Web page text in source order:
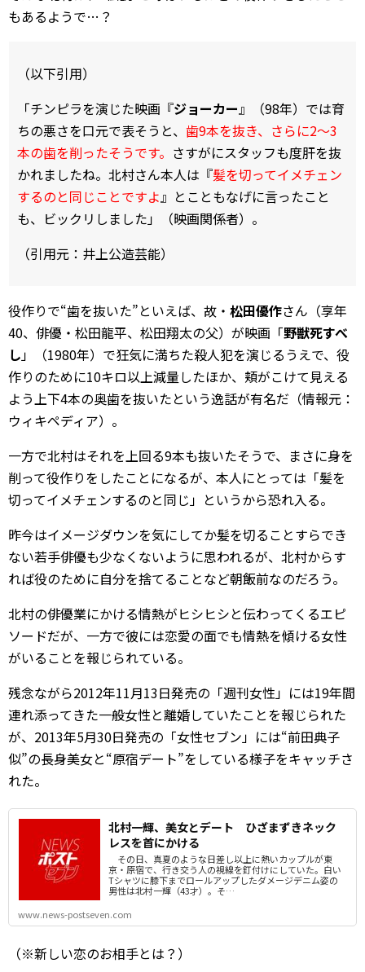
もあるようで…？
（以下引用）
「チンピラを演じた映画『ジョーカー』（98年）では育
ちの悪さを口元で表そうと、 歯9本を抜き、さらに2～3
本の歯を削ったそうです。 さすがにスタッフも度肝を抜
かれましたね。北村さん本人は『髪を切ってイメチェン
するのと同じことですよ』とこともなげに言ったこと
も、ビックリしました」（映画関係者）。
（引用元：井上公造芸能）
役作りで“歯を抜いた”といえば、故・ 松田優作さん（享年
40、俳優・松田龍平、松田翔太の父）が映画「野獣死すべ
し」（1980年）で狂気に満ちた殺人犯を演じるうえで、役
作りのために10キロ以上減量したほか、頬がこけて見える
よう上下4本の奥歯を抜いたという逸話が有名だ（情報元：
ウィキペディア）。
一方で北村はそれを上回る9本も抜いたそうで、まさに身を
削って役作りをしたことになるが、本人にとっては「髪を
切ってイメチェンするのと同じ」というから恐れ入る。
昨今はイメージダウンを気にしてか髪を切ることすらでき
ない若手俳優も少なくないように思われるが、北村からす
れば役のために自分を捨てることなど朝飯前なのだろう。
北村の俳優業にかける情熱がヒシヒシと伝わってくるエピ
ソードだが、一方で彼には恋愛の面でも情熱を傾ける女性
がいることを報じられている。
残念ながら2012年11月13日発売の「週刊女性」には19年間
連れ添ってきた一般女性と離婚していたことを報じられた
が、2013年5月30日発売の「女性セブン」には“前田典子
似”の長身美女と“原宿デート”をしている様子をキャッチさ
れた。
北村一輝、美女とデート ひざまずきネック
レスを首にかける
その日、真夏のような日差し以上に熱いカップルが東
京・原宿で、行き交う人の視線を釘付けにしていた。白い
Tシャツに膝下までロールアップしたダメージデニム姿の
男性は北村一輝（43才）。そ…
www.news-postseven.com
（※新しい恋のお相手とは？）